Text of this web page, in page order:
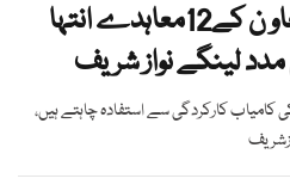
پاکستان اور ترکی میں تعاو ن کے12معاہدے انتہا
لینگے نواز شریف
کارکردگی سے استفادہ چاہتے ہیں،